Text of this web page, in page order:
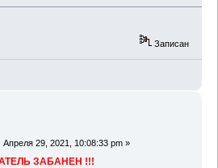
Записан
Апреля 29, 2021, 10:08:33 pm »
ЗАБАНЕН !!!